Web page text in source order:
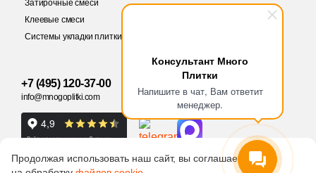
Консультант Много
Плитки
Напишите в чат, Вам ответит
менеджер.
Общая стоимость 9 666 руб.
Телефон
Обратная связь
Ваше имя
Затирочные смеси
Клеевые смеси
Системы укладки плитки
+7 (495) 120-37-00
info@mnogoplitki.com
Продолжая использовать наш сайт, вы соглашаетесь